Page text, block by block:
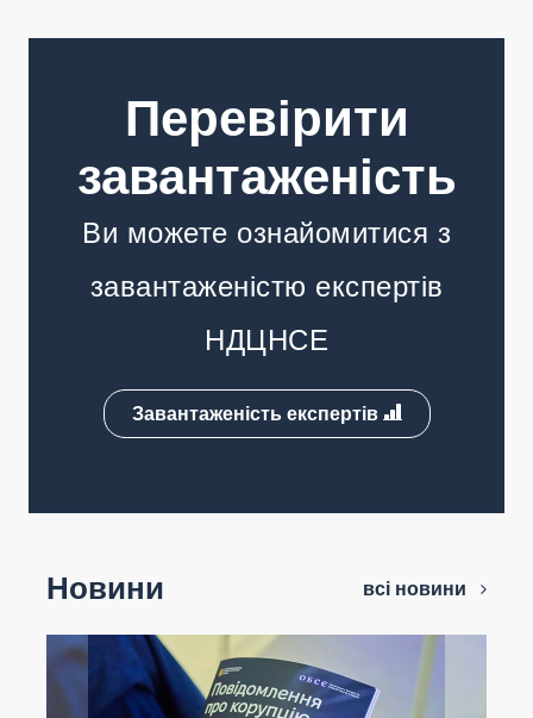
Перевірити
завантаженість
Ви можете ознайомитися з
завантаженістю експертів
НДЦНСЕ
Завантаженість експертів
Новини всі новини